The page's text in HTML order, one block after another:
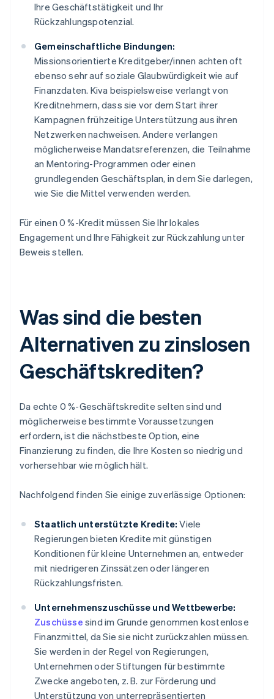
Ihre Geschäftstätigkeit und Ihr
Rückzahlungspotenzial.
Gemeinschaftliche Bindungen:
Missionsorientierte Kreditgeber/innen achten oft
ebenso sehr auf soziale Glaubwürdigkeit wie auf
Finanzdaten. Kiva beispielsweise verlangt von
Kreditnehmern, dass sie vor dem Start ihrer
Kampagnen frühzeitige Unterstützung aus ihren
Netzwerken nachweisen. Andere verlangen
möglicherweise Mandatsreferenzen, die Teilnahme
an Mentoring-Programmen oder einen
grundlegenden Geschäftsplan, in dem Sie darlegen,
wie Sie die Mittel verwenden werden.
Für einen 0 %-Kredit müssen Sie Ihr lokales
Engagement und Ihre Fähigkeit zur Rückzahlung unter
Beweis stellen.
Was sind die besten
Alternativen zu zinslosen
Geschäftskrediten?
Da echte 0 %-Geschäftskredite selten sind und
möglicherweise bestimmte Voraussetzungen
erfordern, ist die nächstbeste Option, eine
Finanzierung zu finden, die Ihre Kosten so niedrig und
vorhersehbar wie möglich hält.
Nachfolgend finden Sie einige zuverlässige Optionen:
Staatlich unterstützte Kredite: Viele
Regierungen bieten Kredite mit günstigen
Konditionen für kleine Unternehmen an, entweder
mit niedrigeren Zinssätzen oder längeren
Rückzahlungsfristen.
Unternehmenszuschüsse und Wettbewerbe:
Zuschüsse sind im Grunde genommen kostenlose
Finanzmittel, da Sie sie nicht zurückzahlen müssen.
Sie werden in der Regel von Regierungen,
Unternehmen oder Stiftungen für bestimmte
Zwecke angeboten, z. B. zur Förderung und
Unterstützung von unterrepräsentierten